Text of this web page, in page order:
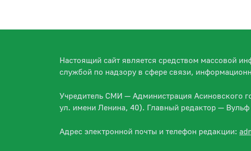
Настоящий сайт является средством массовой
службой по надзору в сфере связи,
Учредитель СМИ — Администрация Асиновского
ул. имени Ленина, 40). Главный редактор —
Адрес электронной почты и телефон редакции: